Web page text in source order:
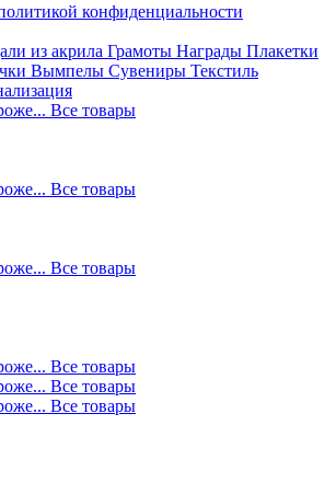
конфиденциальности
из акрила Грамоты Награды Плакетки
Вымпелы Сувениры Текстиль
Все товары
Все товары
Все товары
Все товары
Все товары
Все товары